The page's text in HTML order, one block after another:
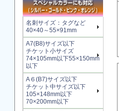
名刺サイズ：タグなど
40×40～55×91mm
A7(B8)サイズ以下
チケット小サイズ
74×105mm以下55×150mm
以下
A６(B7)サイズ以下
チケット中サイズ以下
105×148mm以下
70×200mm以下